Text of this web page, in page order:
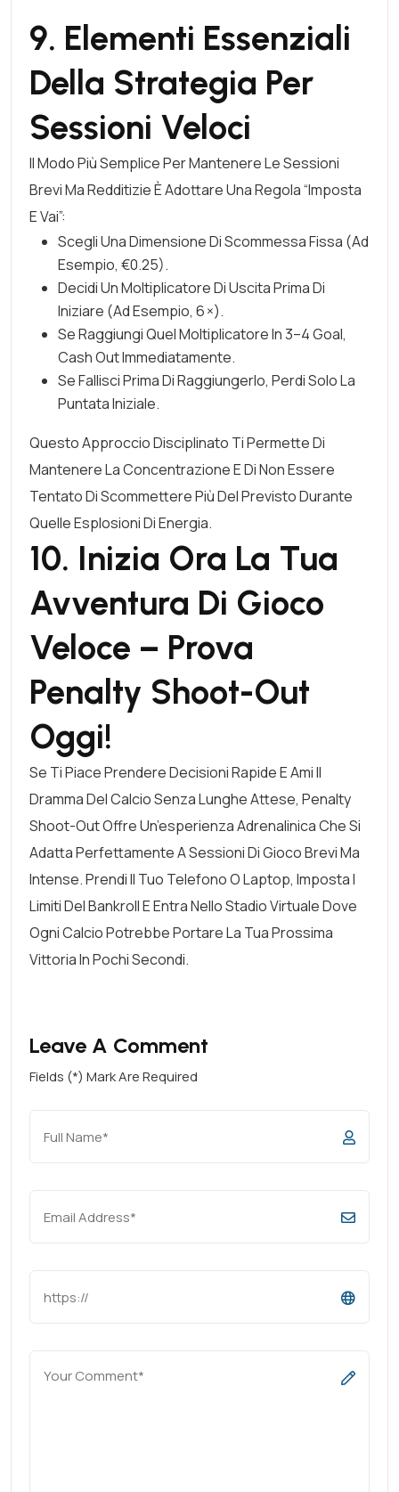
9. Elementi Essenziali
Della Strategia Per
Sessioni Veloci
Il Modo Più Semplice Per Mantenere Le Sessioni
Brevi Ma Redditizie È Adottare Una Regola “imposta
E Vai”:
Scegli Una Dimensione Di Scommessa Fissa (ad
Esempio, €0.25).
Decidi Un Moltiplicatore Di Uscita Prima Di
Iniziare (ad Esempio, 6 ×).
Se Raggiungi Quel Moltiplicatore In 3–4 Goal,
Cash Out Immediatamente.
Se Fallisci Prima Di Raggiungerlo, Perdi Solo La
Puntata Iniziale.
Questo Approccio Disciplinato Ti Permette Di
Mantenere La Concentrazione E Di Non Essere
Tentato Di Scommettere Più Del Previsto Durante
Quelle Esplosioni Di Energia.
10. Inizia Ora La Tua
Avventura Di Gioco
Veloce – Prova
Penalty Shoot-Out
Oggi!
Se Ti Piace Prendere Decisioni Rapide E Ami Il
Dramma Del Calcio Senza Lunghe Attese, Penalty
Shoot-Out Offre Un’esperienza Adrenalinica Che Si
Adatta Perfettamente A Sessioni Di Gioco Brevi Ma
Intense. Prendi Il Tuo Telefono O Laptop, Imposta I
Limiti Del Bankroll E Entra Nello Stadio Virtuale Dove
Ogni Calcio Potrebbe Portare La Tua Prossima
Vittoria In Pochi Secondi.
Leave A Comment
Fields (*) Mark Are Required